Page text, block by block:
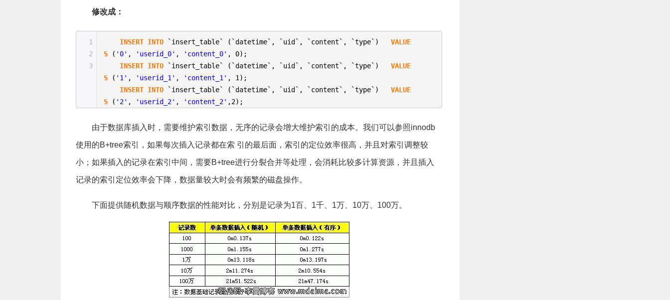
修改成：
1
2
3
INSERT INTO `insert_table` (`datetime`, `uid`, `content`, `type`)VALUE
S
( '0' , 'userid_0' , 'content_0' , 0);
INSERT INTO `insert_table` (`datetime`, `uid`, `content`, `type`)VALUE
S
( '1' , 'userid_1' , 'content_1' , 1);
INSERT INTO `insert_table` (`datetime`, `uid`, `content`, `type`)VALUE
S
( '2' , 'userid_2' , 'content_2' ,2);
由于数据库插入时，需要维护索引数据，无序的记录会增大维护索引的成本。我们可以参照innodb
使用的B+tree索引，如果每次插入记录都在索 引的最后面，索引的定位效率很高，并且对索引调整较
小；如果插入的记录在索引中间，需要B+tree进行分裂合并等处理，会消耗比较多计算资源，并且插入
记录的索引定位效率会下降，数据量较大时会有频繁的磁盘操作。
下面提供随机数据与顺序数据的性能对比，分别是记录为1百、1千、1万、10万、100万。